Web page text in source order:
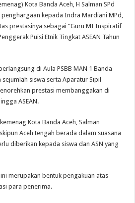
Kota Banda Aceh, H Salman SPd
kepada Indra Mardiani MPd,
prestasinya sebagai “Guru MI Inspiratif
Puisi Etnik Tingkat ASEAN Tahun
di Aula PSBB MAN 1 Banda
siswa serta Aparatur Sipil
prestasi membanggakan di
ASEAN.
Kota Banda Aceh, Salman
Aceh tengah berada dalam suasana
diberikan kepada siswa dan ASN yang
merupakan bentuk pengakuan atas
para penerima.